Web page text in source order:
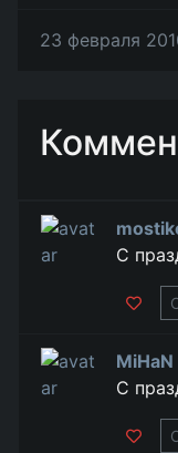
23 февраля
С
MiHaN
С